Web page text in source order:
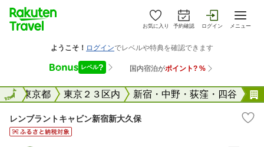
お気に入り 予約確認 ログイン メニュー
全国東京都 東京２３区内 新宿・中野・荻窪・四谷
全国
レンブラントキャビン新宿新大久保